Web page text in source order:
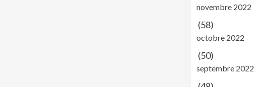
novembre 2022
(58)
octobre 2022
(50)
septembre 2022